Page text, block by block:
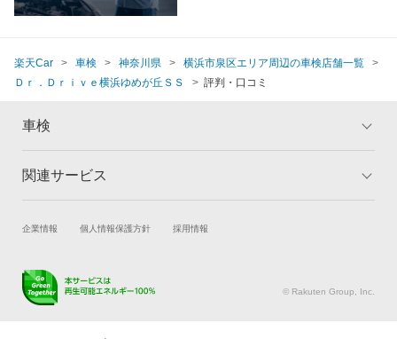
楽天Car 車検 神奈川県
横浜市泉区エリア周辺の車検店舗一覧
Ｄｒ．Ｄｒｉｖｅ横浜ゆめが丘ＳＳ
評判・口コミ
車検
トップ
車検の基礎知識 キャンペーン一覧
関連サービス
試乗・商談 新車購入
キズ修理予約
メンテナンス管理
タイヤ交換サービス
企業情報 個人情報保護方針 採用情報
© Rakuten Group, Inc.